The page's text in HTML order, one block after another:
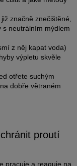
značně znečištěné,
s neutrálním mýdlem
z něj kapat voda)
výpletu skvěle
otřete suchým
dobře větraném
proutí
pracuje a reaguje na